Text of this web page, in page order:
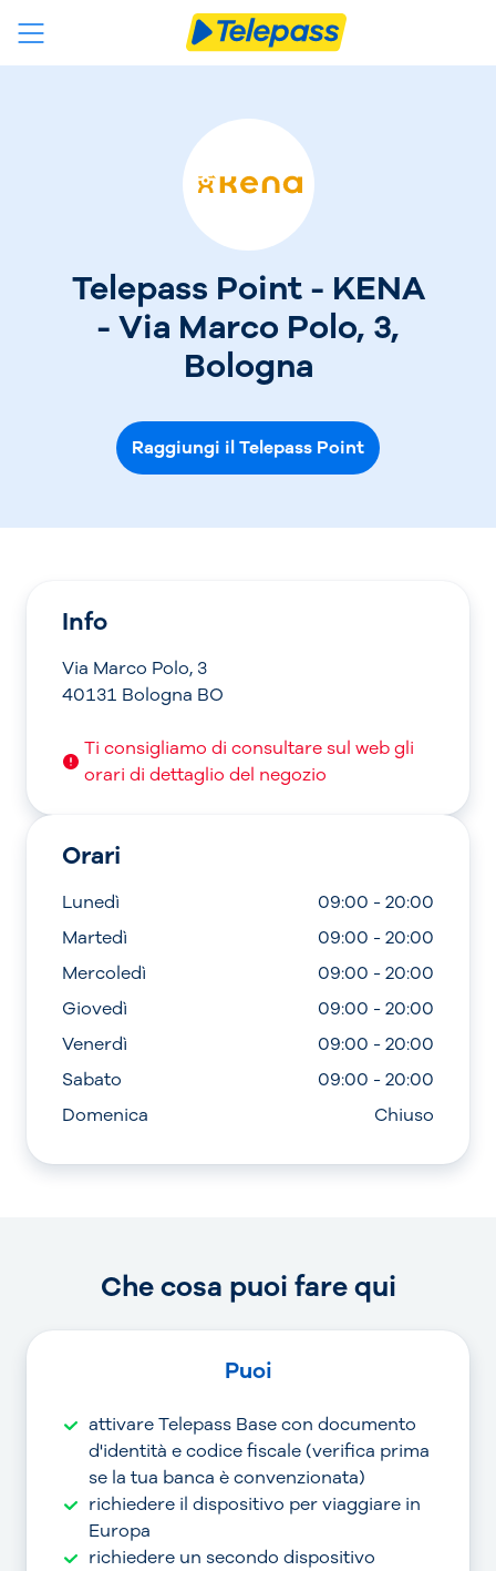
Telepass Point - KENA
- Via Marco Polo, 3,
Bologna
Raggiungi il Telepass Point
Info
Via Marco Polo, 3
40131 Bologna BO
Ti consigliamo di consultare sul web gli
orari di dettaglio del negozio
Orari
Lunedì
09:00 - 20:00
Martedì
09:00 - 20:00
Mercoledì
09:00 - 20:00
Giovedì
09:00 - 20:00
Venerdì
09:00 - 20:00
Sabato
09:00 - 20:00
Domenica
Chiuso
Che cosa puoi fare qui
Puoi
attivare Telepass Base con documento
d'identità e codice fiscale (verifica prima
se la tua banca è convenzionata)
richiedere il dispositivo per viaggiare in
Europa
richiedere un secondo dispositivo